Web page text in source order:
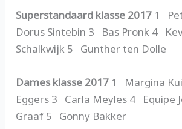
Superstandaard klasse 2017 1
Dorus Sintebin 3 Bas Pronk 4
Schalkwijk 5 Gunther ten Dolle
Dames klasse 2017 1 Margina
Eggers 3 Carla Meyles 4 Equipe
Graaf 5 Gonny Bakker